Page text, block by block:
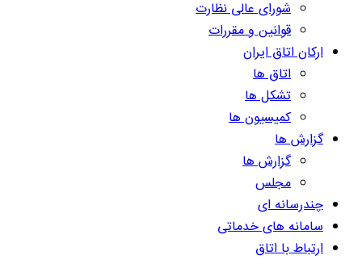
شورای عالی نظارت
قوانین و مقررات
ارکان اتاق ایران
اتاق ها
تشکل ها
کمیسیون ها
گزارش ها
گزارش ها
مجلس
چندرسانه ای
سامانه های خدماتی
ارتباط با اتاق